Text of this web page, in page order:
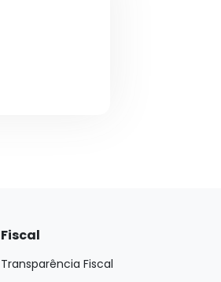
Fiscal
Transparência Fiscal